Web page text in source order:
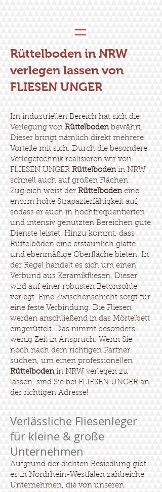
Rüttelboden in NRW
verlegen lassen von
FLIESEN UNGER
Im industriellen Bereich hat sich die
Verlegung von Rüttelboden bewährt.
Dieser bringt nämlich direkt mehrere
Vorteile mit sich. Durch die besondere
Verlegetechnik realisieren wir von
FLIESEN UNGER Rüttelboden in NRW
schnell auch auf großen Flächen.
Zugleich weist der Rüttelboden eine
enorm hohe Strapazierfähigkeit auf,
sodass er auch in hochfrequentierten
und intensiv genutzten Bereichen gute
Dienste leistet. Hinzu kommt, dass
Rüttelböden eine erstaunlich glatte
und ebenmäßige Oberfläche bieten. In
der Regel handelt es sich um einen
Verbund aus Keramikfliesen. Dieser
wird auf einer robusten Betonsohle
verlegt. Eine Zwischenschicht sorgt für
eine feste Verbindung. Die Fliesen
werden anschließend in das Mörtelbett
eingerüttelt. Das nimmt besonders
wenig Zeit in Anspruch. Wenn Sie
noch nach dem richtigen Partner
suchen, um einen professionellen
Rüttelbodenin NRW verlegen zu
lassen, sind Sie bei FLIESEN UNGER an
der richtigen Adresse!
Verlässliche Fliesenleger
für kleine & große
Unternehmen
Aufgrund der dichten Besiedlung gibt
es in Nordrhein-Westfalen zahlreiche
Unternehmen, die von unseren